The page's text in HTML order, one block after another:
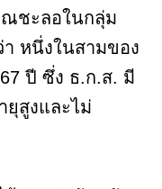
ชะลอในกลุ่ม
หนึ่งในสามของ
ปี ซึ่ง ธ.ก.ส. มี
สูงและไม่